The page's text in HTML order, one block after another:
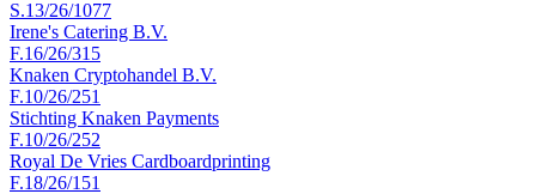
S.13/26/1077
Irene's Catering B.V.
F.16/26/315
Knaken Cryptohandel B.V.
F.10/26/251
Stichting Knaken Payments
F.10/26/252
Royal De Vries Cardboardprinting
F.18/26/151